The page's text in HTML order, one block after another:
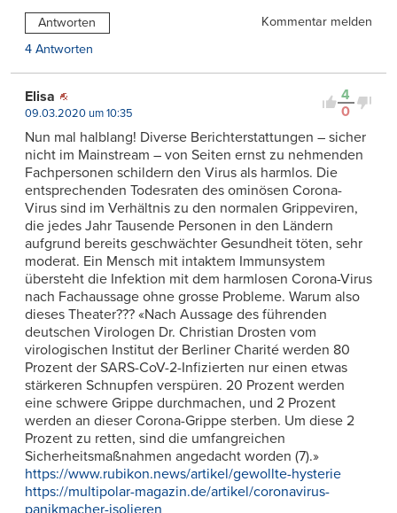
Antworten
Kommentar melden
4 Antworten
4
0
Elisa
09.03.2020 um 10:35
Nun mal halblang! Diverse Berichterstattungen – sicher
nicht im Mainstream – von Seiten ernst zu nehmenden
Fachpersonen schildern den Virus als harmlos. Die
entsprechenden Todesraten des ominösen Corona-
Virus sind im Verhältnis zu den normalen Grippeviren,
die jedes Jahr Tausende Personen in den Ländern
aufgrund bereits geschwächter Gesundheit töten, sehr
moderat. Ein Mensch mit intaktem Immunsystem
übersteht die Infektion mit dem harmlosen Corona-Virus
nach Fachaussage ohne grosse Probleme. Warum also
dieses Theater??? «Nach Aussage des führenden
deutschen Virologen Dr. Christian Drosten vom
virologischen Institut der Berliner Charité werden 80
Prozent der SARS-CoV-2-Infizierten nur einen etwas
stärkeren Schnupfen verspüren. 20 Prozent werden
eine schwere Grippe durchmachen, und 2 Prozent
werden an dieser Corona-Grippe sterben. Um diese 2
Prozent zu retten, sind die umfangreichen
Sicherheitsmaßnahmen angedacht worden (7).»
https://www.rubikon.news/artikel/gewollte-hysterie
https://multipolar-magazin.de/artikel/coronavirus-
panikmacher-isolieren